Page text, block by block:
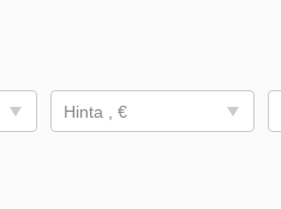
Hinta , €